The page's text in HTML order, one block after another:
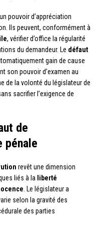
pouvoir d’appréciation
Ils peuvent, conformément à
, vérifier d’office la régularité
du demandeur. Le défaut
gain de cause
son pouvoir d’examen au
de la volonté du législateur de
sacrifier l’exigence de
de
pénale
revêt une dimension
liés à la liberté
. Le législateur a
selon la gravité des
des parties